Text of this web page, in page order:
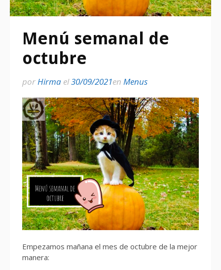
Menú semanal de
octubre
porHirma el30/09/2021en Menus
Empezamos mañana el mes de octubre de la mejor
manera: